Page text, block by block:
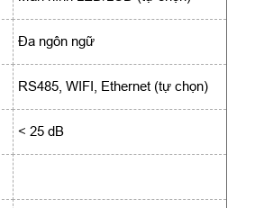
Đa ngôn ngữ
RS485, WIFI, Ethernet (tự chọn)
< 25 dB